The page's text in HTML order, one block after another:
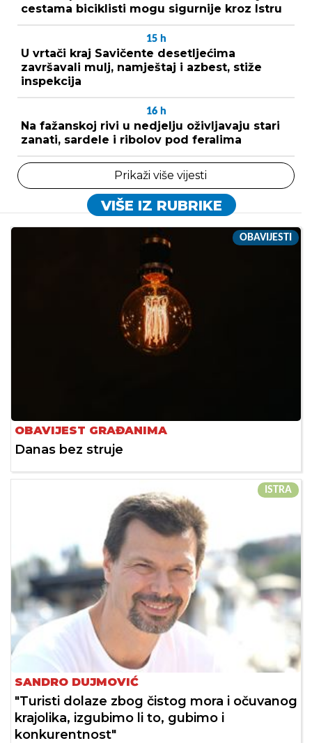
cestama biciklisti mogu sigurnije kroz Istru
15 h
U vrtači kraj Savičente desetljećima
završavali mulj, namještaj i azbest, stiže
inspekcija
16 h
Na fažanskoj rivi u nedjelju oživljavaju stari
zanati, sardele i ribolov pod feralima
Prikaži više vijesti
VIŠE IZ RUBRIKE
OBAVIJESTI
OBAVIJEST GRAĐANIMA
Danas bez struje
ISTRA
SANDRO DUJMOVIĆ
"Turisti dolaze zbog čistog mora i očuvanog
krajolika, izgubimo li to, gubimo i
konkurentnost"